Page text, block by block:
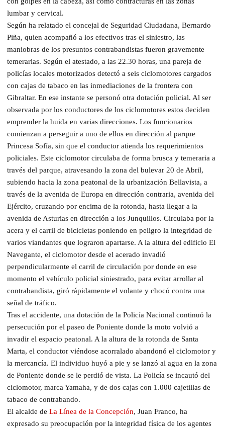
lumbar y cervical.
Según ha relatado el concejal de Seguridad Ciudadana, Bernardo
Piña, quien acompañó a los efectivos tras el siniestro, las
maniobras de los presuntos contrabandistas fueron gravemente
temerarias. Según el atestado, a las 22.30 horas, una pareja de
policías locales motorizados detectó a seis ciclomotores cargados
con cajas de tabaco en las inmediaciones de la frontera con
Gibraltar. En ese instante se personó otra dotación policial. Al ser
observada por los conductores de los ciclomotores estos deciden
emprender la huida en varias direcciones. Los funcionarios
comienzan a perseguir a uno de ellos en dirección al parque
Princesa Sofía, sin que el conductor atienda los requerimientos
policiales. Este ciclomotor circulaba de forma brusca y temeraria a
través del parque, atravesando la zona del bulevar 20 de Abril,
subiendo hacia la zona peatonal de la urbanización Bellavista, a
través de la avenida de Europa en dirección contraria, avenida del
Ejército, cruzando por encima de la rotonda, hasta llegar a la
avenida de Asturias en dirección a los Junquillos. Circulaba por la
acera y el carril de bicicletas poniendo en peligro la integridad de
varios viandantes que lograron apartarse. A la altura del edificio El
Navegante, el ciclomotor desde el acerado invadió
perpendicularmente el carril de circulación por donde en ese
momento el vehículo policial siniestrado, para evitar arrollar al
contrabandista, giró rápidamente el volante y chocó contra una
señal de tráfico.
Tras el accidente, una dotación de la Policía Nacional continuó la
persecución por el paseo de Poniente donde la moto volvió a
invadir el espacio peatonal. A la altura de la rotonda de Santa
Marta, el conductor viéndose acorralado abandonó el ciclomotor y
la mercancía. El individuo huyó a pie y se lanzó al agua en la zona
de Poniente donde se le perdió de vista. La Policía se incautó del
ciclomotor, marca Yamaha, y de dos cajas con 1.000 cajetillas de
tabaco de contrabando.
El alcalde de La Línea de la Concepción, Juan Franco, ha
expresado su preocupación por la integridad física de los agentes